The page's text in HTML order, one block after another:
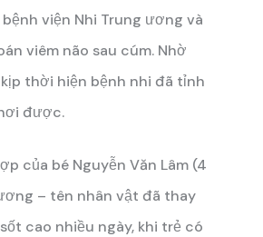
viện Nhi Trung ương và
viêm não sau cúm. Nhờ
thời hiện bệnh nhi đã tỉnh
được.
của bé Nguyễn Văn Lâm (4
– tên nhân vật đã thay
cao nhiều ngày, khi trẻ có